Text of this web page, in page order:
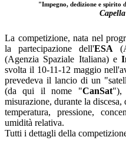
"Impegno, dedizione e spirito
Capella
La competizione, nata nel
la partecipazione dell'ESA
(Agenzia Spaziale Italiana) e
svolta il 10-11-12 maggio
prevedeva il lancio di un
(da qui il nome "CanSat"),
misurazione, durante la
temperatura, pressione,
umidità relativa.
Tutti i dettagli della